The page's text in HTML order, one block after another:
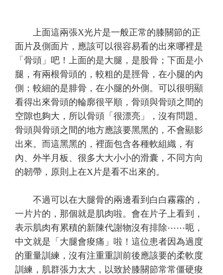
上面這兩張X光片是一般正常的膝關節的正
面片及側面片，應該可以很容易看的出來哪裡是
「骨頭」吧！上面的是大腿，是股骨；下面是小
腿，有兩根骨頭的，較粗的是脛骨，在小腿的內
側；較細的是腓骨，在小腿的外側。可以很明顯
看得出來骨頭的輪廓很平順，骨頭與骨頭之間的
空隙也夠大，所以骨頭「很漂亮」，沒有問題。
骨頭與骨頭之間的地方應該要黑黑的，不會顯影
出來。而這黑黑的，裡面包含各種軟組織，有
內、外半月板、很多大大小小的滑囊，不同方向
的韌帶，原則上在X片是看不出來的。
不過可以在大腿骨的兩邊看到白白霧霧的，
一片片的，那個就是肌肉啦。會在片子上看到，
表示肌肉有累積的新陳代謝物沒有排除⋯⋯呃，
中文就是「大腿會痠痛」啦！這位患者因為過度
的重量訓練，沒有注重重訓前後應該要的柔軟度
訓練，肌群張力太大，以致於膝關節常常僵硬痠